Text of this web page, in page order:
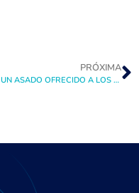
PRÓXIMA
CON UN ASADO OFRECIDO A LOS REGANTES, ADMINISTRADORA RÍO ELQUI LTDA. FINALIZA CON ÉXITO PRIMERA ETAPA DE PROGRAMA DE FORTALECIMIENTO